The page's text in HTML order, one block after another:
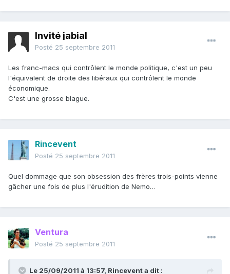
Invité jabial
Posté 25 septembre 2011
Les franc-macs qui contrôlent le monde politique, c'est un peu
l'équivalent de droite des libéraux qui contrôlent le monde
économique.
C'est une grosse blague.
Rincevent
Posté 25 septembre 2011
Quel dommage que son obsession des frères trois-points vienne
gâcher une fois de plus l'érudition de Nemo…
Ventura
Posté 25 septembre 2011
Le 25/09/2011 à 13:57, Rincevent a dit :